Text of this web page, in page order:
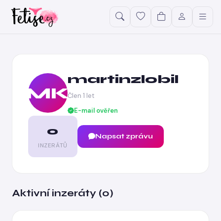
MK
martinzlobil
Člen 1 let
E-mail ověřen
0
INZERÁTŮ
Napsat zprávu
Aktivní inzeráty (0)